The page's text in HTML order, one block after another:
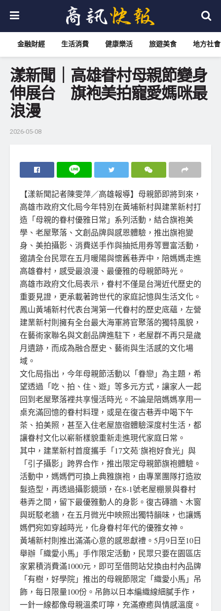
金融財經 生活消費 健康樂活 旅遊美食 地方社會
漾新聞｜高雄眷村母親節變身
伸展台 旗袍美拍寵愛媽咪最
浪漫
2026-05-08
【漾新聞記者陳雯萍／高雄報導】母親節即將到來，
高雄市政府文化局今年特別在黃埔新村與建業新村打
造「母親的眷村優雅日常」系列活動，結合旗袍美
學、老屋聚落、文創品牌與感恩體驗，推出旗袍變
身、美拍攝影、消費送手作與抽抵用券等豐富活動，
邀請全台民眾在五月暖陽與懷舊巷弄中，陪媽媽走進
高雄眷村，感受最浪漫、最優雅的母親節時光。
高雄市政府文化局⁠表示，眷村不僅是台灣近代歷史的
重要見證，更承載著跨世代的家庭記憶與生活文化。
鳳山黃埔新村代表台灣第一代眷村的歷史底蘊，左營
建業新村則擁有全台最大海軍將官聚落的獨特風貌，
在藝術家聯名與文創品牌進駐下，老屋群不再只是歲
月遺跡，而成為融合歷史、藝術與生活感的文化場
域。
文化局指出，今年母親節活動以「眷戀」為主題，希
望透過「吃、拍、住、遊」等多元方式，讓家人一起
回到老屋聚落裡共享慢活時光。不論是陪媽媽享用一
桌充滿回憶的眷村料理，或是在復古巷弄中喝下午
茶、拍美照，甚至入住老屋旅宿體驗深度村生活，都
讓眷村文化以嶄新樣貌重新走進現代家庭日常。
其中，建業新村首度攜手「17文苑˙旗袍好食光」與
「引子攝影」跨界合作，推出限定母親節旗袍體驗。
活動中，媽媽們可換上典雅旗袍，由專業團隊打造妝
髮造型，再透過攝影鏡頭，在8-1號老屋棚景與眷村
巷弄之間，留下最優雅動人的身影。復古磚牆、木窗
與斑駁老牆，在五月微光中映照出獨特韻味，也讓媽
媽們宛如穿越時光，化身眷村年代的優雅女神。
黃埔新村則推出滿滿心意的感恩獻禮。5月9日至10日
舉辦「織愛小馬」手作限定活動，民眾只要在園區店
家累積消費滿1000元，即可至借問站兌換由村內品牌
「有樹，好學院」推出的母親節限定「織愛小馬」吊
飾，每日限量100份。吊飾以日本編織線細膩手作，
一針一線都像母親溫柔叮嚀，充滿療癒與情感溫度。